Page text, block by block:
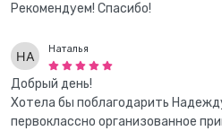
Рекомендуем! Спасибо!
Наталья
Добрый день!
Хотела бы поблагодарить
первоклассно организованное